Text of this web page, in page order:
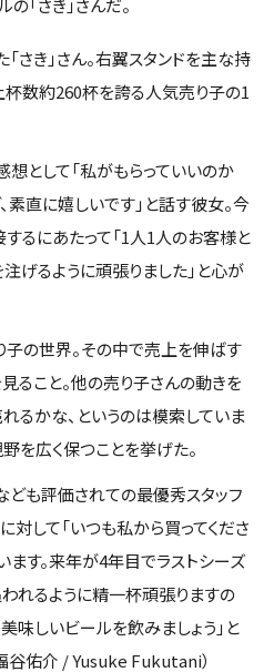
き」さん。右翼スタンドを主な持
杯数約260杯を誇る人気売り子の1
として「私がもらっていいのか
素直に嬉しいです」と話す彼女。今
るにあたって「1人1人のお客様と
げるように頑張りました」と心が
の世界。その中で売上を伸ばす
ること。他の売り子さんの動きを
るかな、というのは模索していま
野を広く保つことを挙げた。
も評価されての最優秀スタッフ
対して「いつも私から買ってくださ
ます。来年が4年目でラストシーズ
れるように精一杯頑張りますの
味しいビールを飲みましょう」と
谷佑介 / Yusuke Fukutani）